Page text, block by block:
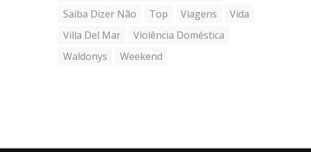
Saiba Dizer Não
Top Viagens
Vida
Villa Del Mar
Violência Doméstica
Waldonys
Weekend